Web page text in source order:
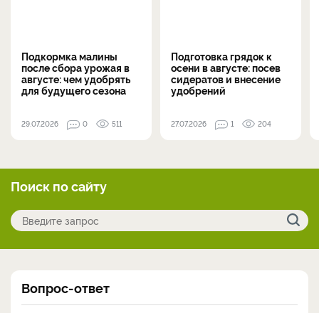
Подкормка малины
после сбора урожая в
августе: чем удобрять
для будущего сезона
29.07.2026 0 511
Подготовка грядок к
осени в августе: посев
сидератов и внесение
удобрений
27.07.2026 1 204
Поиск по сайту
Вопрос-ответ